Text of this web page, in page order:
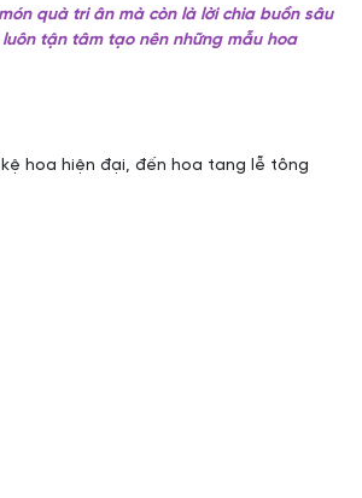
quà tri ân mà còn là lời chia buồn sâu
tận tâm tạo nên những mẫu hoa
hoa hiện đại, đến hoa tang lễ tông